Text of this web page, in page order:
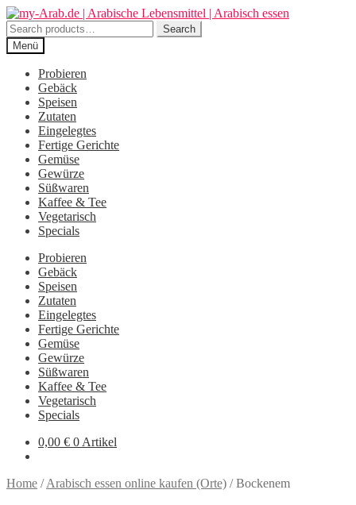
Zur
Navigation
springen
Zum
Inhalt
springen
Search
for:
Search
Menü
Probieren
Gebäck
Speisen
Zutaten
Eingelegtes
Fertige Gerichte
Gemüse
Gewürze
Süßwaren
Kaffee & Tee
Vegetarisch
Specials
Probieren
Gebäck
Speisen
Zutaten
Eingelegtes
Fertige Gerichte
Gemüse
Gewürze
Süßwaren
Kaffee & Tee
Vegetarisch
Specials
0,00 € 0 Artikel
Home /Arabisch essen online kaufen (Orte) /Bockenem